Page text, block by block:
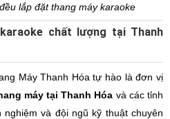
lắp đặt thang máy karaoke
chất lượng tại Thanh
Máy Thanh Hóa tự hào là đơn vị
máy tại Thanh Hóa và các tỉnh
và đội ngũ kỹ thuật chuyên